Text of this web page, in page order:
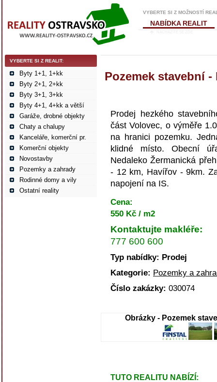
VYBERTE SI Z MOŽNOSTÍ
NABÍDKA REALIT
VYBERTE SI Z REALIT:
Byty 1+1, 1+kk
Byty 2+1, 2+kk
Byty 3+1, 3+kk
Byty 4+1, 4+kk a větší
Garáže, drobné objekty
Chaty a chalupy
Kanceláře, komerční pr.
Komerční objekty
Novostavby
Pozemky a zahrady
Rodinné domy a vily
Ostatní reality
Pozemek stavební
Prodej hezkého
část Volovec, o výměře
na hranici pozemku.
klidné místo. Obecní
Nedaleko Žermanická
- 12 km, Havířov - 9km.
napojení na IS.
Cena:
550 Kč / m2
Kontaktujte makléře:
777 600 600
Typ nabídky: Prodej
Kategorie: Pozemky a
Číslo zakázky: 030074
Obrázky - Pozemek
TUTO REALITU NABÍZÍ: